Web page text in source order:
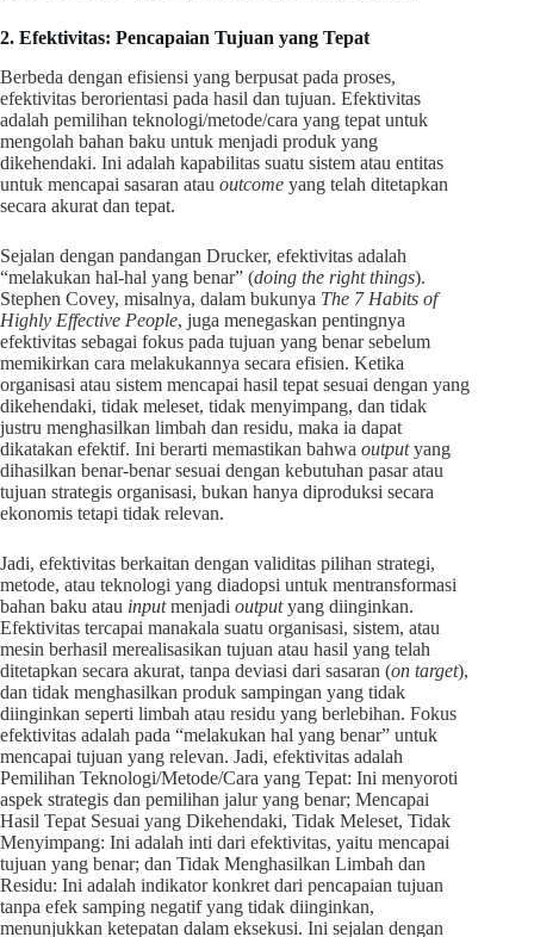
2. Efektivitas: Pencapaian Tujuan yang Tepat
Berbeda dengan efisiensi yang berpusat pada proses,
efektivitas berorientasi pada hasil dan tujuan. Efektivitas
adalah pemilihan teknologi/metode/cara yang tepat untuk
mengolah bahan baku untuk menjadi produk yang
dikehendaki. Ini adalah kapabilitas suatu sistem atau entitas
untuk mencapai sasaran atau outcome yang telah ditetapkan
secara akurat dan tepat.
Sejalan dengan pandangan Drucker, efektivitas adalah
“melakukan hal-hal yang benar” (doing the right things).
Stephen Covey, misalnya, dalam bukunya The 7 Habits of
Highly Effective People, juga menegaskan pentingnya
efektivitas sebagai fokus pada tujuan yang benar sebelum
memikirkan cara melakukannya secara efisien. Ketika
organisasi atau sistem mencapai hasil tepat sesuai dengan yang
dikehendaki, tidak meleset, tidak menyimpang, dan tidak
justru menghasilkan limbah dan residu, maka ia dapat
dikatakan efektif. Ini berarti memastikan bahwa outputyang
dihasilkan benar-benar sesuai dengan kebutuhan pasar atau
tujuan strategis organisasi, bukan hanya diproduksi secara
ekonomis tetapi tidak relevan.
Jadi, efektivitas berkaitan dengan validitas pilihan strategi,
metode, atau teknologi yang diadopsi untuk mentransformasi
bahan baku atau inputmenjadi outputyang diinginkan.
Efektivitas tercapai manakala suatu organisasi, sistem, atau
mesin berhasil merealisasikan tujuan atau hasil yang telah
ditetapkan secara akurat, tanpa deviasi dari sasaran (on target),
dan tidak menghasilkan produk sampingan yang tidak
diinginkan seperti limbah atau residu yang berlebihan. Fokus
efektivitas adalah pada “melakukan hal yang benar” untuk
mencapai tujuan yang relevan. Jadi, efektivitas adalah
Pemilihan Teknologi/Metode/Cara yang Tepat: Ini menyoroti
aspek strategis dan pemilihan jalur yang benar; Mencapai
Hasil Tepat Sesuai yang Dikehendaki, Tidak Meleset, Tidak
Menyimpang: Ini adalah inti dari efektivitas, yaitu mencapai
tujuan yang benar; dan Tidak Menghasilkan Limbah dan
Residu: Ini adalah indikator konkret dari pencapaian tujuan
tanpa efek samping negatif yang tidak diinginkan,
menunjukkan ketepatan dalam eksekusi. Ini sejalan dengan